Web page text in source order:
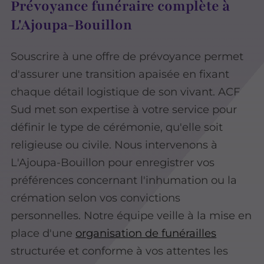
Prévoyance funéraire complète à
L'Ajoupa-Bouillon
Souscrire à une offre de prévoyance permet
d'assurer une transition apaisée en fixant
chaque détail logistique de son vivant. ACF
Sud met son expertise à votre service pour
définir le type de cérémonie, qu'elle soit
religieuse ou civile. Nous intervenons à
L'Ajoupa-Bouillon pour enregistrer vos
préférences concernant l'inhumation ou la
crémation selon vos convictions
personnelles. Notre équipe veille à la mise en
place d'une organisation de funérailles
structurée et conforme à vos attentes les